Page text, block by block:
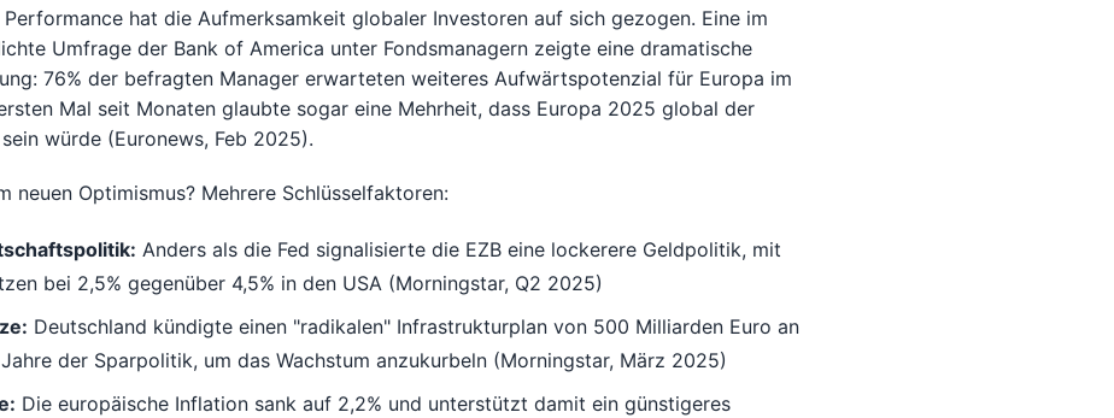
hat die Aufmerksamkeit globaler Investoren auf sich gezogen. Eine im
Umfrage der Bank of America unter Fondsmanagern zeigte eine dramatische
76% der befragten Manager erwarteten weiteres Aufwärtspotenzial für Europa im
Mal seit Monaten glaubte sogar eine Mehrheit, dass Europa 2025 global der
würde (Euronews, Feb 2025).
neuen Optimismus? Mehrere Schlüsselfaktoren:
Anders als die Fed signalisierte die EZB eine lockerere Geldpolitik, mit
bei 2,5% gegenüber 4,5% in den USA (Morningstar, Q2 2025)
Deutschland kündigte einen "radikalen" Infrastrukturplan von 500 Milliarden Euro an
der Sparpolitik, um das Wachstum anzukurbeln (Morningstar, März 2025)
Die europäische Inflation sank auf 2,2% und unterstützt damit ein günstigeres